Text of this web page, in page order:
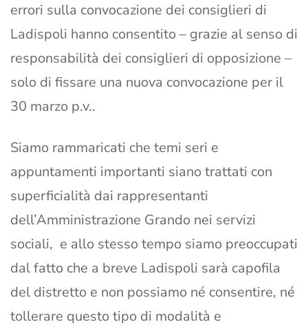
errori sulla convocazione dei consiglieri di
Ladispoli hanno consentito – grazie al senso di
responsabilità dei consiglieri di opposizione –
solo di fissare una nuova convocazione per il
30 marzo p.v..
Siamo rammaricati che temi seri e
appuntamenti importanti siano trattati con
superficialità dai rappresentanti
dell’Amministrazione Grando nei servizi
sociali, e allo stesso tempo siamo preoccupati
dal fatto che a breve Ladispoli sarà capofila
del distretto e non possiamo né consentire, né
tollerare questo tipo di modalità e